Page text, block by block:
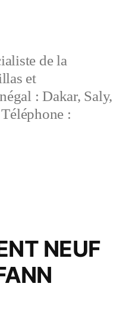
de la
et
: Dakar, Saly,
:
NEUF